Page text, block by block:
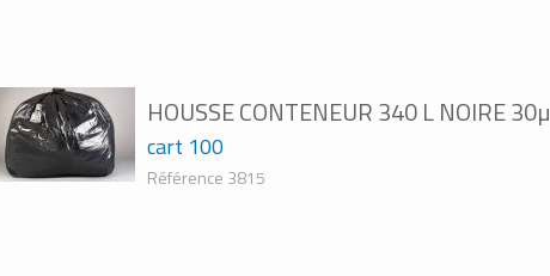
HOUSSE CONTENEUR 340 L NOIRE 30µ
cart 100
Référence 3815